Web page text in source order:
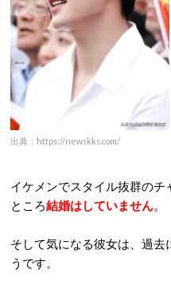
出典：https://newskks.com/
イケメンでスタイル抜群の
ところ結婚はしていません。
そして気になる彼女は、過去
うです。